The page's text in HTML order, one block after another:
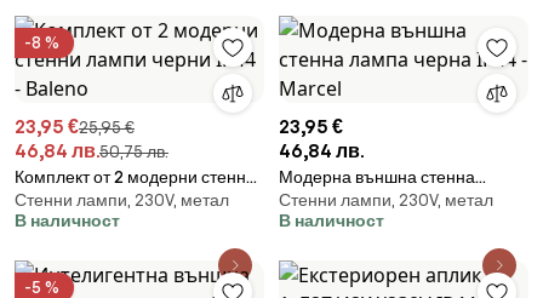
-8 %
23,95 €25,95 €
46,84 лв.50,75 лв.
Комплект от 2 модерни стенни
лампи черни IP44 - Baleno
Стенни лампи, 230V, метал
В наличност
23,95 €
46,84 лв.
Модерна външна стенна
лампа черна IP44 - Marcel
Стенни лампи, 230V, метал
В наличност
-5 %